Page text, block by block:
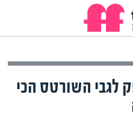
לגבי השורטס הכי